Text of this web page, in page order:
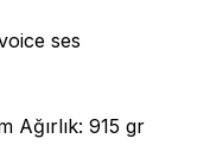
ses
Ağırlık: 915 gr